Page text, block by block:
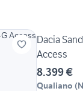
Dacia
Access
8.399 €
Qualiano (